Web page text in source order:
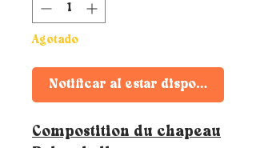
Agotado
Notificar al estar disponible
Compostition du chapeau